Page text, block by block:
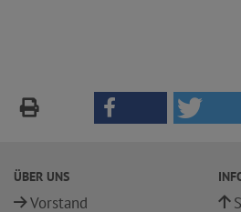
ÜBER UNS
Vorstand